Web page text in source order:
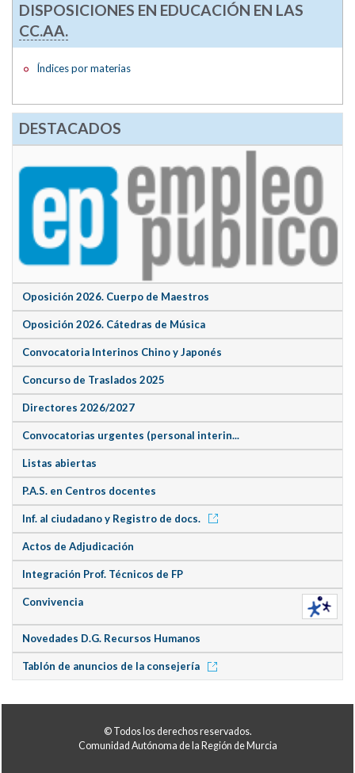
DISPOSICIONES EN EDUCACIÓN EN LAS
CC.AA.
Índices por materias
DESTACADOS
Oposición 2026. Cuerpo de Maestros
Oposición 2026. Cátedras de Música
Convocatoria Interinos Chino y Japonés
Concurso de Traslados 2025
Directores 2026/2027
Convocatorias urgentes (personal interin...
Listas abiertas
P.A.S. en Centros docentes
Inf. al ciudadano y Registro de docs.
Actos de Adjudicación
Integración Prof. Técnicos de FP
Convivencia
Novedades D.G. Recursos Humanos
Tablón de anuncios de la consejería
© Todos los derechos reservados.
Comunidad Autónoma de la Región de Murcia